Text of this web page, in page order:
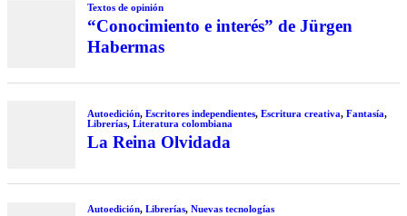
Textos de opinión
“Conocimiento e interés” de Jürgen
Habermas
Autoedición, Escritores independientes, Escritura creativa, Fantasía,
Librerías, Literatura colombiana
La Reina Olvidada
Autoedición, Librerías, Nuevas tecnologías